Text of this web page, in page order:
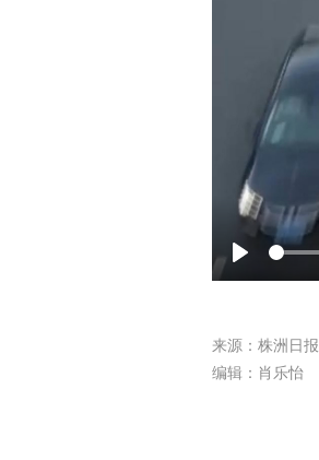
Play
来源：株洲日报
编辑：肖乐怡